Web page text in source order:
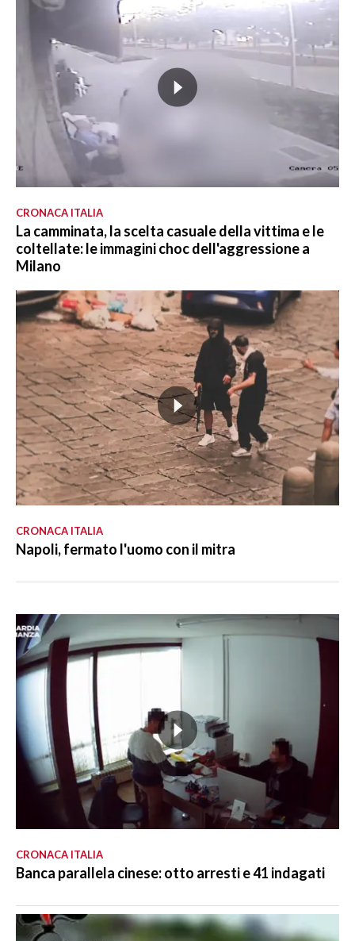
CRONACA ITALIA
La camminata, la scelta casuale della vittima e le
coltellate: le immagini choc dell'aggressione a
Milano
CRONACA ITALIA
Napoli, fermato l'uomo con il mitra
CRONACA ITALIA
Banca parallela cinese: otto arresti e 41 indagati